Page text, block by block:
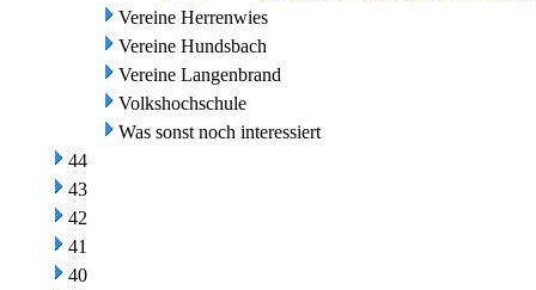
Vereine Herrenwies
Vereine Hundsbach
Vereine Langenbrand
Volkshochschule
Was sonst noch interessiert
44
43
42
41
40